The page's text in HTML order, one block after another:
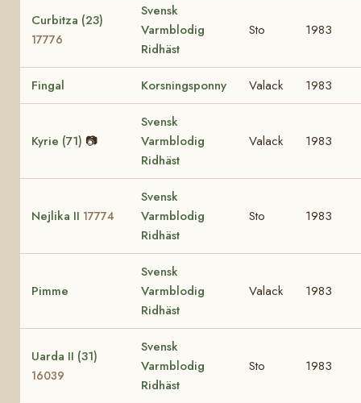
Curbitza (23)
17776
Svensk
Varmblodig
Ridhäst
Sto 1983
Fingal Korsningsponny Valack 1983
Kyrie (71) 📷
Svensk
Varmblodig
Ridhäst
Valack 1983
Nejlika II 17774
Svensk
Varmblodig
Ridhäst
Sto 1983
Pimme
Svensk
Varmblodig
Ridhäst
Valack 1983
Uarda II (31)
16039
Svensk
Varmblodig
Ridhäst
Sto 1983